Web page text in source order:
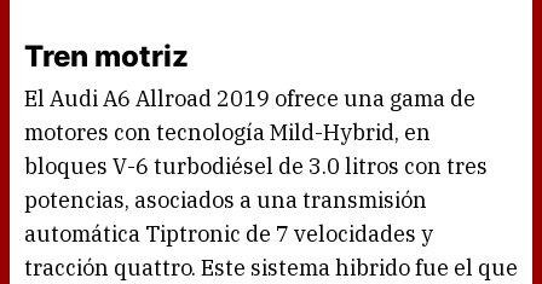
Tren motriz
El Audi A6 Allroad 2019 ofrece una gama de
motores con tecnología Mild-Hybrid, en
bloques V-6 turbodiésel de 3.0 litros con tres
potencias, asociados a una transmisión
automática Tiptronic de 7 velocidades y
tracción quattro. Este sistema hibrido fue el que